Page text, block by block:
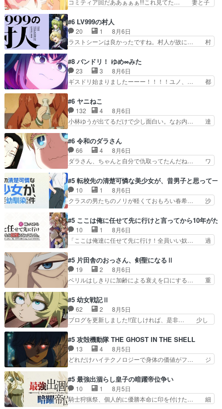
出てる黒絵ちゃん可愛…
モみたいになってるよねwジェッ… 今回はいつも
んを怪異と見間違え叫んでお… 交通系悪霊除霊ツ
アー編！どっちが悪かよく… よく見ないと気付け
ない2つのエピソードに…
コミティア回だああぁぁぁ!!!これ見てた… 妻と子
らえた最初の一冊お客にプロポーズ… 遅れて5
話，コミティア前哨戦ですが，ここ… 「同情は創
作の敵」いい言葉だ。でも応援す… 東京で開かれ
る即売会に行って自分たちの本… 一冊売る事の苦
けはったねー編集さん。同… 自分の妄想を買って
くれる人がいるというも… 初めて自分の漫画が売
れた時の感動、懐かし…
#6 LV999の村人
20 1
8月6日
ラストシーンは良かったですね。村人が故に… 村
スと10年後に結婚の約束をした鏡ずっ… カジノ
スタッフ募集するも集まらない更に追… 王命でク
ルルの監視をすることになったデビ… 最強の村
人・鏡との出会いで少しは変わった… やはり何か
への恨みは根深そうやね姫を舐… 新キャラが登場
早々変態扱いされてる件。タ… まだまだお元気そ
うなお声で……不意打ち過…
#8 バンドリ！ ゆめ∞みた
23 3
8月6日
ギスドリ始まりましたーーー！！！！ユノ、… 都
復を見守っていかないと、ですね！！み… 開幕聞
き取りスタッフに定治いなかった？ま… ののちゃ
んのお手当てはお節介だったりする… ビオラの立
ち回り害悪すぎるお近づきの印が… ・律っちゃん
一難、律がビオラの呪縛から… 「私はあなたが嫌
いなんです」「バンドやめ… 何が起きているの
か！？次週、みゅーたいぷ…
#6 ヤニねこ
132 4
8月6日
小林ゆうが出てるだけで少し面白い。なお内… 達
マドンってなんなん！？人見知りっぽい… なんな
ら下ネタ0じゃなかったかこんな回が… 他のエピ
ソードに対してマイルドな回だった… 今回はだい
ぶある程度抑えてる？w感じな気… アルねこ、そ
ていたゴキブリ死んでるGP… アルねこ危険です
よね。健康的な面で··江… 酔い潰れ行き着いた江
ノ島で、朝日を眺めな…
#6 令和のダラさん
66 4
8月6日
ダラさん、ちゃんと自分で仇取ってたんだね… ワ
ットに憧れてビーム撃ちたいと…そうい… 余りに
も凄惨なダラさんの過去ダラさんの６… 過去編は
これで一区切りかなギャグも面白い… ガンガガン
♪薫がなんかしっかり歌ってロマ… 姉巫女の誤
日頃からガンガン言うてないで… このアニメはど
こに行くのだろう、面白すぎ… 姉のした事はただ
単に一族を絶滅させただけ…
#5 転校先の清楚可憐な美少女が、昔男子と思って一
10 1
8月6日
クラスの男たちのノリが軽くておもろい春希… 沙
もちゃんが透けブラしててびっくりして… レベル
のキャラが登場。相変わらず顔や体の… 隼人が春
希の級友を巻き込んだイジりに動じ… 第５話を
U-NEXTで視聴しました。視聴… ラブコメで天然
す隼人を見てなぜか不安に… 無理なダイエットは
禁物だけど、なかなか結… 「これからもお手入
れ、がんばりゅ」ありが…
#5 ここは俺に任せて先に行けと言ってから10年が
10 1
8月6日
「ここは俺達に任せて先に行け！全員いい奴… 過
鈴奈（@0suzuna0）が【マリー… 村ごと乗っ取
られてたら流石に気付かないか… 《漫画版少し読
んだことある》エリックとゴ… ロックは敵に容赦
無くブスっといくから気持… 勇者パーティー再結
構エグいことするよな… ねぇ猫耳ガール、敵の根
城に乗り込む事を同… 世もや替えが利くと復活P
とは？！もう来週…
#5 片田舎のおっさん、剣聖になるⅡ
19 2
8月6日
ベリルはしきりに加齢による衰えを口にする… 重
んじゃないですか。魔物の群を発見した… アマプ
ラにて視聴終わり！サーベルボア討伐… を言い訳
にしたくないものですねwボア狩り… 先生として
のベリルが好きだけど、今回みた… 4人だけでサ
ーベルボアが暴れてると聞い… ちょっと年齢の事
を言いすぎとゆーか言い訳… ベリルの母もやはり
只者じゃなかったかベリ…
#5 幼女戦記Ⅱ
62 2
8月5日
ブログを更新しました!!宜しければ、是非… 少し
ゥーアの唯一の手駒が強すぎる笑あお… 私にとっ
て完全にご褒美回ゼー様の葉巻シー… やはりター
ニャが後方指揮だと展開に迫力が… “貧乏籤百連
無料ガチャ”100連でも1回… 2期入ってから地味
ばならぬ」って言葉に… ゼートゥーア左遷によっ
て参謀本部の連携が… 緊張感ある戦闘描写とギャ
グ今週の『有能な…
#5 攻殻機動隊 THE GHOST IN THE SHELL
13 4
8月5日
どれだけハイテクノロジーで身体の価値がフ… ジ
コマだいぶ理性持ち始めた。この世界の… 原作読
んだのもう何年も前なのに、覚えてる… コイルの
汚職を突き止めるべくバトーの指導… やまとん1
号はどこの部分で使うのだろう？… 日本とロシア
#5 最強出涸らし皇子の暗躍帝位争い
10 1
8月5日
騎士狩猟祭、個人的に優勝本命に印を付けた… 細